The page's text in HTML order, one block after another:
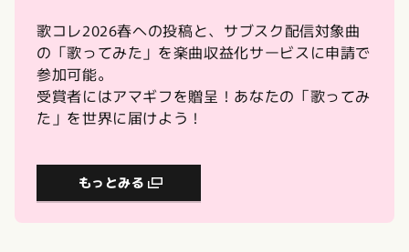
歌コレ2026春への投稿と、サブスク配信対象曲
の「歌ってみた」を楽曲収益化サービスに申請で
参加可能。
受賞者にはアマギフを贈呈！あなたの「歌ってみ
た」を世界に届けよう！
もっとみる